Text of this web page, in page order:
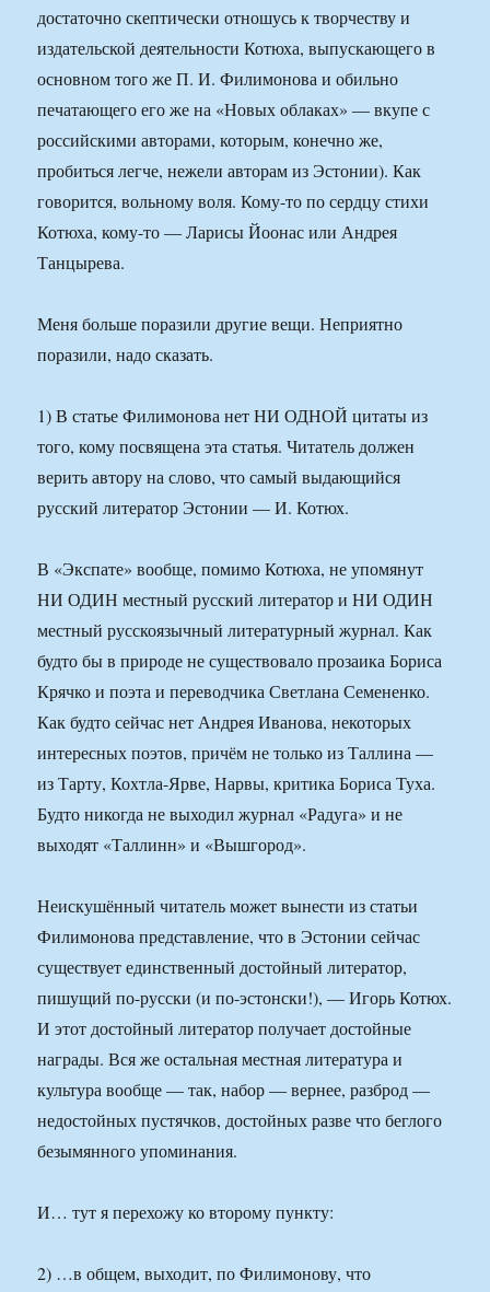
достаточно скептически отношусь к творчеству и
издательской деятельности Котюха, выпускающего в
основном того же П. И. Филимонова и обильно
печатающего его же на «Новых облаках» — вкупе с
российскими авторами, которым, конечно же,
пробиться легче, нежели авторам из Эстонии). Как
говорится, вольному воля. Кому-то по сердцу стихи
Котюха, кому-то — Ларисы Йоонас или Андрея
Танцырева.
Меня больше поразили другие вещи. Неприятно
поразили, надо сказать.
1) В статье Филимонова нет НИ ОДНОЙ цитаты из
того, кому посвящена эта статья. Читатель должен
верить автору на слово, что самый выдающийся
русский литератор Эстонии — И. Котюх.
В «Экспате» вообще, помимо Котюха, не упомянут
НИ ОДИН местный русский литератор и НИ ОДИН
местный русскоязычный литературный журнал. Как
будто бы в природе не существовало прозаика Бориса
Крячко и поэта и переводчика Светлана Семененко.
Как будто сейчас нет Андрея Иванова, некоторых
интересных поэтов, причём не только из Таллина —
из Тарту, Кохтла-Ярве, Нарвы, критика Бориса Туха.
Будто никогда не выходил журнал «Радуга» и не
выходят «Таллинн» и «Вышгород».
Неискушённый читатель может вынести из статьи
Филимонова представление, что в Эстонии сейчас
существует единственный достойный литератор,
пишущий по-русски (и по-эстонски!), — Игорь Котюх.
И этот достойный литератор получает достойные
награды. Вся же остальная местная литература и
культура вообще — так, набор — вернее, разброд —
недостойных пустячков, достойных разве что беглого
безымянного упоминания.
И… тут я перехожу ко второму пункту:
2) …в общем, выходит, по Филимонову, что